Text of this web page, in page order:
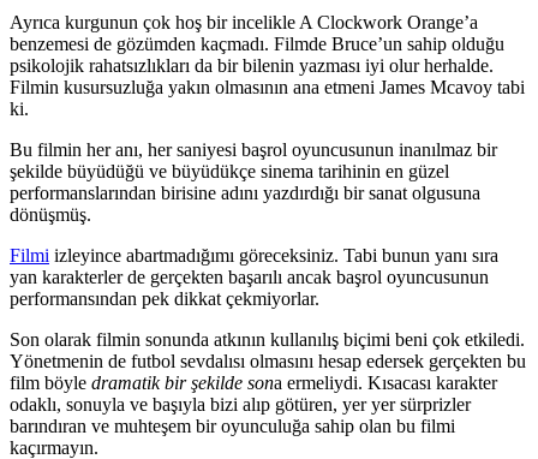
Ayrıca kurgunun çok hoş bir incelikle A Clockwork Orange’a
benzemesi de gözümden kaçmadı. Filmde Bruce’un sahip olduğu
psikolojik rahatsızlıkları da bir bilenin yazması iyi olur herhalde.
Filmin kusursuzluğa yakın olmasının ana etmeni James Mcavoy tabi
ki.
Bu filmin her anı, her saniyesi başrol oyuncusunun inanılmaz bir
şekilde büyüdüğü ve büyüdükçe sinema tarihinin en güzel
performanslarından birisine adını yazdırdığı bir sanat olgusuna
dönüşmüş.
Filmi izleyince abartmadığımı göreceksiniz. Tabi bunun yanı sıra
yan karakterler de gerçekten başarılı ancak başrol oyuncusunun
performansından pek dikkat çekmiyorlar.
Son olarak filmin sonunda atkının kullanılış biçimi beni çok etkiledi.
Yönetmenin de futbol sevdalısı olmasını hesap edersek gerçekten bu
film böyle dramatik bir şekilde sona ermeliydi. Kısacası karakter
odaklı, sonuyla ve başıyla bizi alıp götüren, yer yer sürprizler
barındıran ve muhteşem bir oyunculuğa sahip olan bu filmi
kaçırmayın.